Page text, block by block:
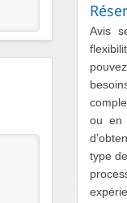
Avis
ou en
type